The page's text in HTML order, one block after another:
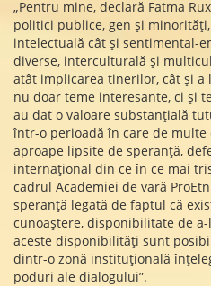
„Pentru mine, declară Fatma
politici publice, gen și
intelectuală cât și sentimental-
diverse, interculturală și
atât implicarea tinerilor, cât și
nu doar teme interesante, ci și
au dat o valoare substanțială
într-o perioadă în care de
aproape lipsite de speranță,
internațional din ce în ce mai
cadrul Academiei de vară
speranță legată de faptul că
cunoaștere, disponibilitate de
aceste disponibilități sunt
dintr-o zonă instituțională
poduri ale dialogului”.